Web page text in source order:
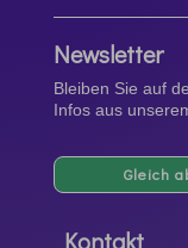
Newsletter
Bleiben Sie auf
Infos aus
Gleich
Kontakt